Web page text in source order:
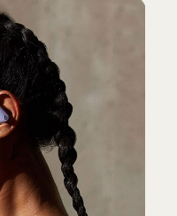
Klick,
freihändigem
8
auf „Koppeln per
die
„Meine Beats